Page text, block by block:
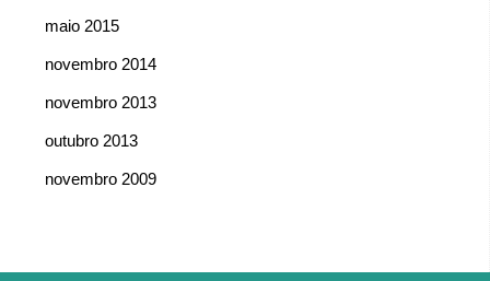
maio 2015
novembro 2014
novembro 2013
outubro 2013
novembro 2009